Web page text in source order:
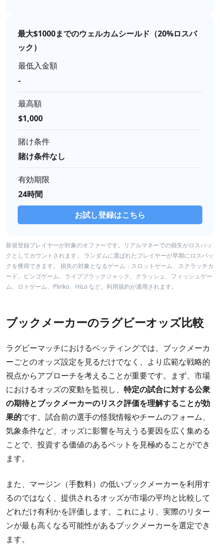
最大$1000までのウェルカムシールド（20%ロスバ
ック）
最低入金額
-
最高額
$1,000
賭け条件
賭け条件なし
有効期限
24時間
お試し登録はこちら
新規登録プレイヤーが対象のオファーです。リアルマネーでの損失がロスバッ
クとしてカウントされます。 ランダムに選ばれたプレイヤーが早期にロスバッ
クを獲得できます。 損失の対象となるゲーム：スロットゲーム、スクラッチカ
ード、ビンゴゲーム、ライブブラックジャック、クラッシュ、フィッシュゲー
ム、ロトゲーム、Plinko、HiLo など。利用規約が適用されます。
ブックメーカーのラグビーオッズ比較
ラグビーマッチにおけるベッティングでは、ブックメーカ
ーごとのオッズ設定を見るだけでなく、より広範な戦略的
視点からアプローチを考えることが重要です。まず、市場
におけるオッズの変動を監視し、 特定の試合に対する公衆
の期待とブックメーカーのリスク評価を理解することが効
果的です。試合前の選手の怪我情報やチームのフォーム、
気象条件など、オッズに影響を与えうる要因を広く集める
ことで、投資する価値のあるベットを見極めることができ
ます。
また、マージン（手数料）の低いブックメーカーを利用す
るのではなく、提供されるオッズが市場の平均と比較して
どれだけ有利かを評価します。これにより、実際のリター
ンが最も高くなる可能性があるブックメーカーを選定でき
ます。